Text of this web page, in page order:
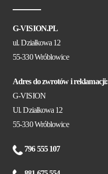
G-VISION.PL
ul. Działkowa 12
55-330 Wróblowice
Adres do zwrotów i reklamacji:
G-VISION
Ul. Działkowa 12
55-330 Wróblowice
796 555 107